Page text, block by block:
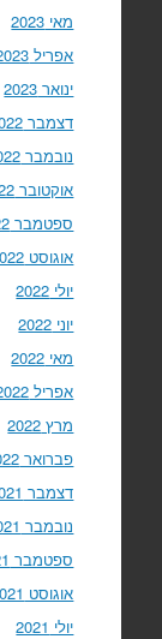
מאי 2023
אפריל 2023
ינואר 2023
דצמבר 2022
נובמבר 2022
אוקטובר 2022
ספטמבר 2022
אוגוסט 2022
יולי 2022
יוני 2022
מאי 2022
אפריל 2022
מרץ 2022
פברואר 2022
דצמבר 2021
נובמבר 2021
ספטמבר 2021
אוגוסט 2021
יולי 2021